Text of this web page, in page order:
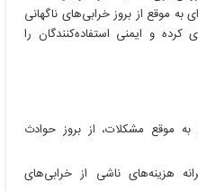
موقع از بروز خرابی‌های ناگهانی
و ایمنی استفاده‌کنندگان را
موقع مشکلات، از بروز حوادث
هزینه‌های ناشی از خرابی‌های